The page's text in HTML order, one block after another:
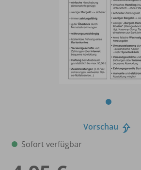
Vorschau
Sofort verfügbar